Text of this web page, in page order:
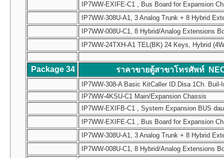
IP7WW-EXIFE-C1 , Bus Board for Expansion
IP7WW-308U-A1, 3 Analog Trunk + 8 Hybrid
IP7WW-008U-C1, 8 Hybrid/Analog Extensions
IP7WW-24TXH-A1 TEL(BK) 24 Keys, Hybrid
Package 34 ราคาขายตู้สาขาโทรศัพท์
IP7WW-308-A Basic KitCaller ID.Disa 1Ch.
IP7WW-4KSU-C1 Main/Expansion Chassis
IP7WW-EXIFB-C1 , System Expansion BUS
IP7WW-EXIFE-C1 , Bus Board for Expansion
IP7WW-308U-A1, 3 Analog Trunk + 8 Hybrid
IP7WW-008U-C1, 8 Hybrid/Analog Extensions